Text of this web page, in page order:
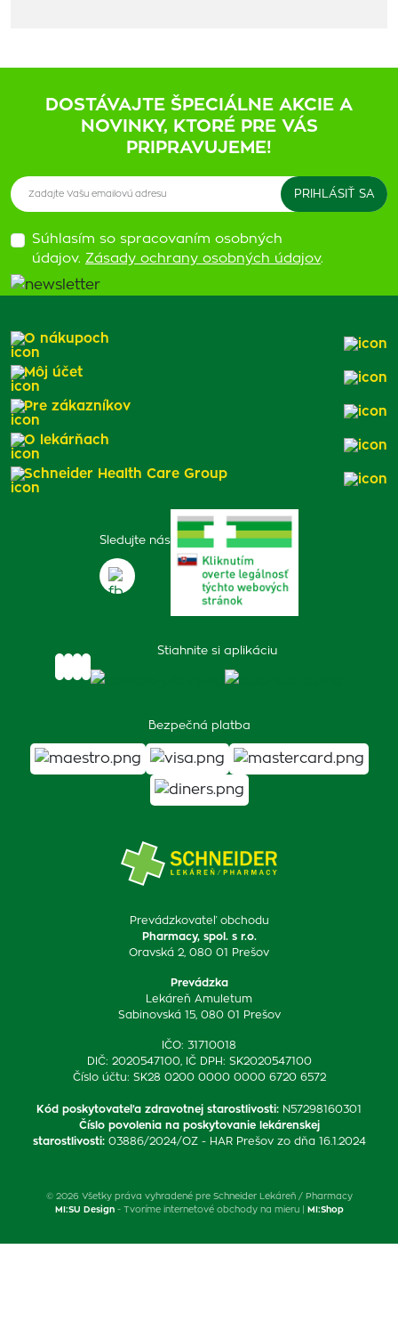
DOSTÁVAJTE ŠPECIÁLNE AKCIE A
NOVINKY, KTORÉ PRE VÁS
PRIPRAVUJEME!
Súhlasím so spracovaním osobných
údajov. Zásady ochrany osobných údajov.
Prevádzkovateľ obchodu
Pharmacy, spol. s r.o.
Oravská 2, 080 01 Prešov
Prevádzka
Lekáreň Amuletum
Sabinovská 15, 080 01 Prešov
IČO: 31710018
DIČ: 2020547100, IČ DPH: SK2020547100
Číslo účtu: SK28 0200 0000 0000 6720 6572
Kód poskytovateľa zdravotnej starostlivosti: N57298160301
Číslo povolenia na poskytovanie lekárenskej
starostlivosti: 03886/2024/OZ - HAR Prešov zo dňa 16.1.2024
Sledujte nás
Stiahnite si aplikáciu
Bezpečná platba
O nákupoch
Môj účet
Pre zákazníkov
O lekárňach
Schneider Health Care Group
© 2026 Všetky práva vyhradené pre Schneider Lekáreň / Pharmacy
MI:SU Design- Tvoríme internetové obchody na mieru | MI:Shop